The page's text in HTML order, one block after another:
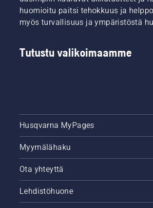
huomioitu paitsi tehokkuus ja
myös turvallisuus ja ympäristöstä
Tutustu valikoimaamme
Husqvarna MyPages
Myymälähaku
Ota yhteyttä
Lehdistöhuone